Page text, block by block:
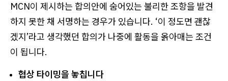
MCN이 제시하는 합의안에 숨어있는 불리한 조항을 발견
하지 못한 채 서명하는 경우가 있습니다. ‘이 정도면 괜찮
겠지’라고 생각했던 합의가 나중에 활동을 옭아매는 조건
이 됩니다.
협상 타이밍을 놓칩니다